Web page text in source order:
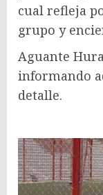
cual refleja
grupo y
Aguante
informando
detalle.